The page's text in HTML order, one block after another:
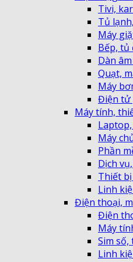
Tivi,
Tủ
Máy
Bếp, tủ
Dàn
Quạt,
Máy
Điện tử
Máy tính,
Máy
Phần
Dịch
Thiết
Linh
Điện thoại,
Điện
Máy
Sim số,
Linh